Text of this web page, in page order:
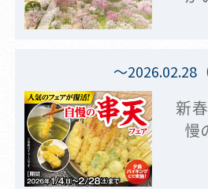
～2026.02.28
新
慢